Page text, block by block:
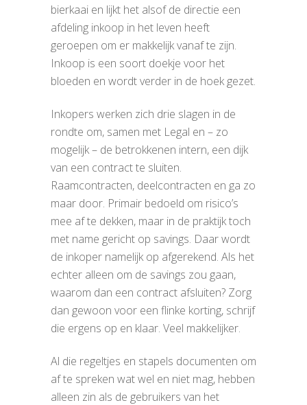
bierkaai en lijkt het alsof de directie een
afdeling inkoop in het leven heeft
geroepen om er makkelijk vanaf te zijn.
Inkoop is een soort doekje voor het
bloeden en wordt verder in de hoek gezet.
Inkopers werken zich drie slagen in de
rondte om, samen met Legal en – zo
mogelijk – de betrokkenen intern, een dijk
van een contract te sluiten.
Raamcontracten, deelcontracten en ga zo
maar door. Primair bedoeld om risico’s
mee af te dekken, maar in de praktijk toch
met name gericht op savings. Daar wordt
de inkoper namelijk op afgerekend. Als het
echter alleen om de savings zou gaan,
waarom dan een contract afsluiten? Zorg
dan gewoon voor een flinke korting, schrijf
die ergens op en klaar. Veel makkelijker.
Al die regeltjes en stapels documenten om
af te spreken wat wel en niet mag, hebben
alleen zin als de gebruikers van het